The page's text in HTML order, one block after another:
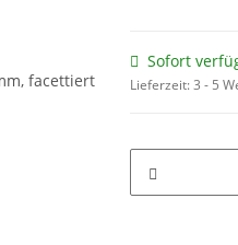
Sofort
Lieferzeit:3 - 5